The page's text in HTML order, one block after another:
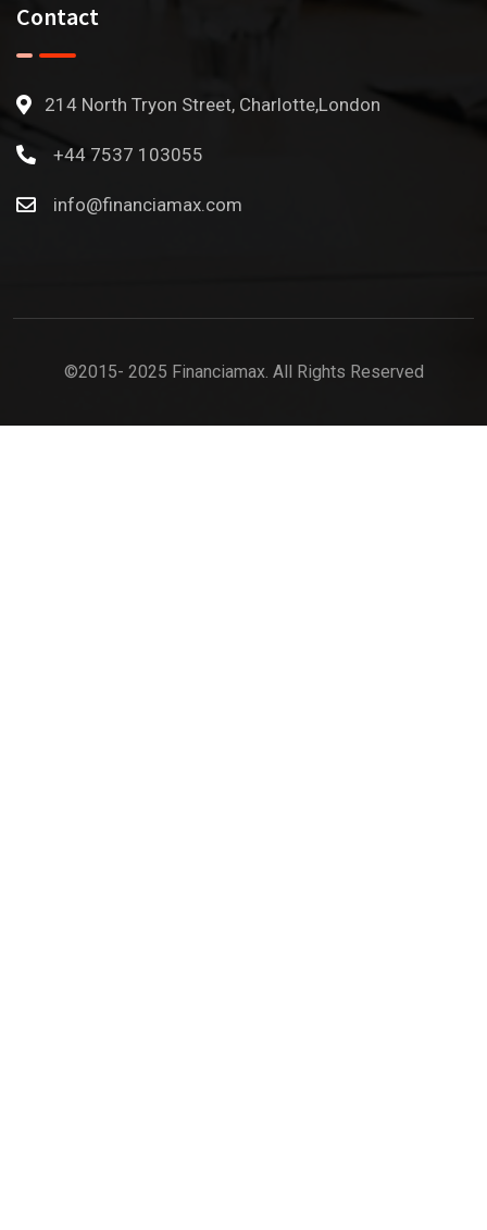
Contact
214 North Tryon Street, Charlotte,London
+44 7537 103055
info@financiamax.com
©2015- 2025 Financiamax. All Rights Reserved